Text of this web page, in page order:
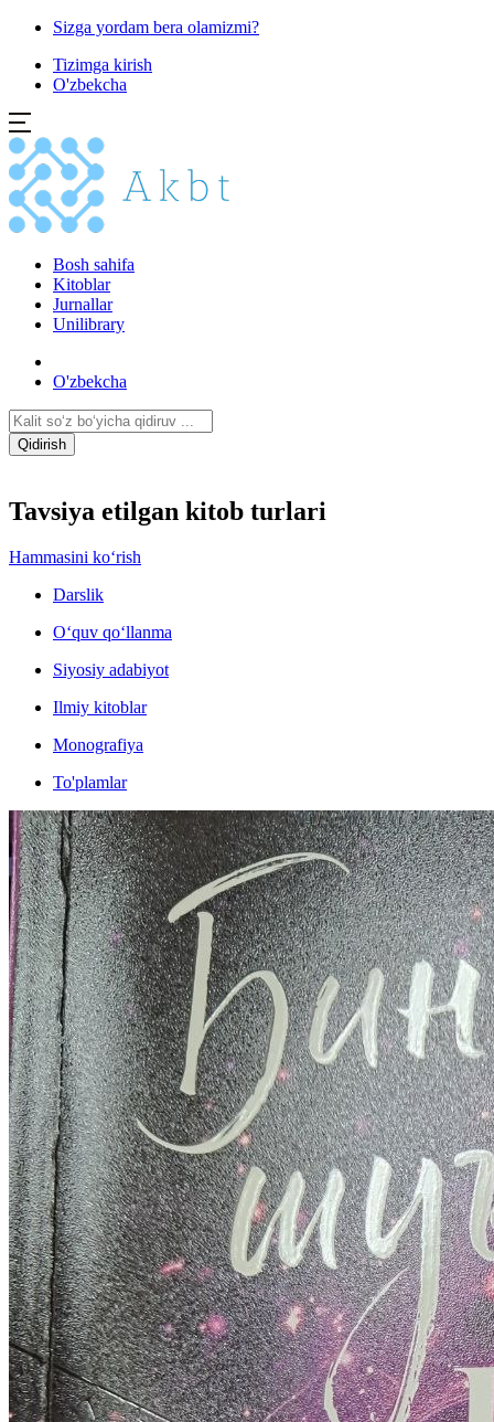
Sizga yordam bera olamizmi?
Tizimga kirish
O'zbekcha
Bosh sahifa
Kitoblar
Jurnallar
Unilibrary
O'zbekcha
Qidirish
Tavsiya etilgan kitob turlari
Hammasini ko‘rish
Darslik
O‘quv qo‘llanma
Siyosiy adabiyot
Ilmiy kitoblar
Monografiya
To'plamlar